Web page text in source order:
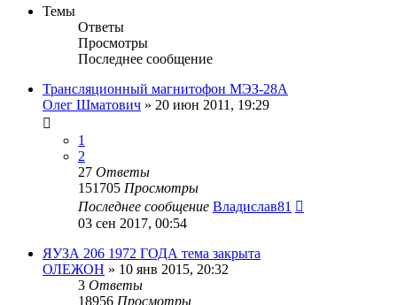
Темы
Ответы
Просмотры
Последнее сообщение
Трансляционный магнитофон МЭЗ-28А
Олег Шматович » 20 июн 2011, 19:29
1
2
27 Ответы
151705 Просмотры
Последнее сообщение Владислав81
03 сен 2017, 00:54
ЯУЗА 206 1972 ГОДА тема закрыта
ОЛЕЖОН » 10 янв 2015, 20:32
3 Ответы
18956 Просмотры